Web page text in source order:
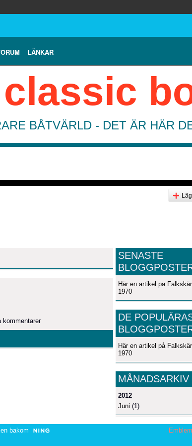
LÄNKAR
BÅTVÄRLD - DET ÄR HÄR
SENASTE
Här en artikel på Falkskär
1970
DE
Här en artikel på Falkskär
1970
MÅNADSARKIV
2012
Juni (1)
bakom Emblem